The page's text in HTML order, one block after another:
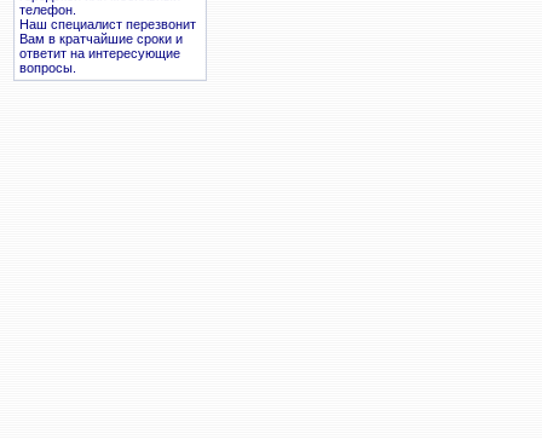
телефон.
Наш специалист перезвонит
Вам в кратчайшие сроки и
ответит на интересующие
вопросы.